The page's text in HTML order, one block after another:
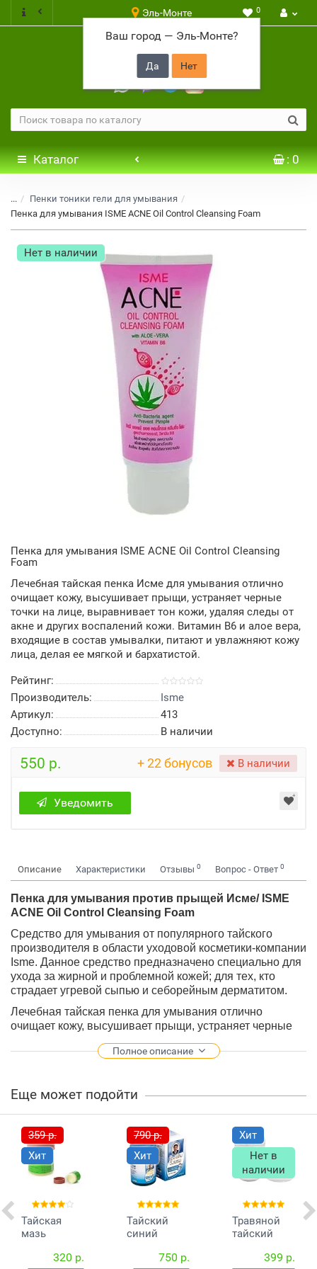
Эль-Монте
Ваш город — Эль-Монте?
0
+7 917 646 65 48
Каталог : 0
...
Пенки тоники гели для умывания
Пенка для умывания ISME ACNE Oil Control Cleansing Foam
Нет в наличии
Пенка для умывания ISME ACNE Oil Control Cleansing
Foam
Лечебная тайская пенка Исме для умывания отлично
очищает кожу, высушивает прыщи, устраняет черные
точки на лице, выравнивает тон кожи, удаляя следы от
акне и других воспалений кожи. Витамин В6 и алое вера,
входящие в состав умывалки, питают и увлажняют кожу
лица, делая ее мягкой и бархатистой.
Рейтинг:
Производитель:
Isme
Артикул:
413
Доступно:
В наличии
550 р. + 22 бонусов В наличии
Уведомить
Описание Характеристики Отзывы 0 Вопрос - Ответ 0
Пенка для умывания против прыщей Исме/ ISME
ACNE Oil Control Cleansing Foam
Средство для умывания от популярного тайского
производителя в области уходовой косметики-компании
Isme. Данное средство предназначено специально для
ухода за жирной и проблемной кожей; для тех, кто
страдает угревой сыпью и себорейным дерматитом.
Лечебная тайская пенка для умывания отлично
очищает кожу, высушивает прыщи, устраняет черные
акне и других воспалений кожи. Витамин В6 и алое
Способ применения:
средства на чуть влажное лицо массирующими
движениями до появления обильной пенки. После-
смойте теплой водой.
Объем:60 мл.
, Таиланд.
Полное описание
Еще может подойти
359 р.
Хит
Тайская
мазь
псориаза и
320 р.
790 р.
Хит
Тайский
синий
Wang Prom
750 р.
Хит
Нет в
наличии
Травяной
тайский
Hong Thai
399 р.